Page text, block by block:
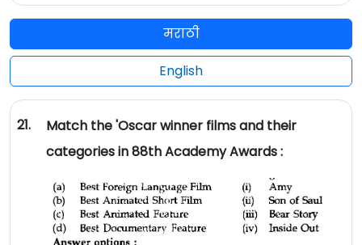
मराठी
English
21.
Match the 'Oscar winner films and their
categories in 88th Academy Awards :